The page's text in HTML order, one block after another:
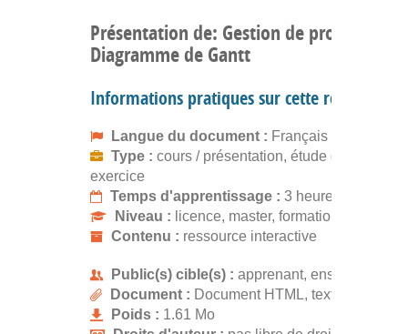
Présentation de: Gestion de projet :
Diagramme de Gantt
Informations pratiques sur cette ressource
Langue du document : Français
Type : cours / présentation, étude de cas,
exercice
Temps d'apprentissage : 3 heures
Niveau : licence, master, formation continue
Contenu : ressource interactive
Public(s) cible(s) : apprenant, enseignant
Document : Document HTML, text/html
Poids : 1.61 Mo